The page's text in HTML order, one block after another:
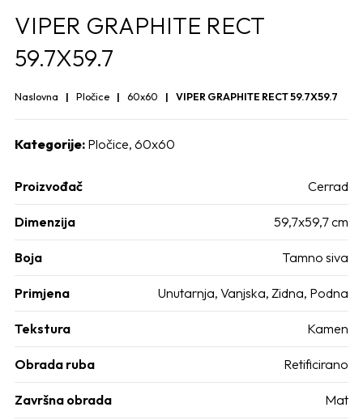
VIPER GRAPHITE RECT
59.7X59.7
Naslovna Pločice 60x60 VIPER GRAPHITE RECT 59.7X59.7
Kategorije: Pločice, 60x60
Proizvođač Cerrad
Dimenzija 59,7x59,7 cm
Boja Tamno siva
Primjena Unutarnja, Vanjska, Zidna, Podna
Tekstura Kamen
Obrada ruba Retificirano
Završna obrada Mat